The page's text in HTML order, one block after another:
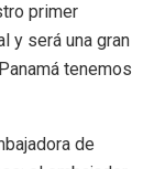
primer
y será una gran
tenemos
de